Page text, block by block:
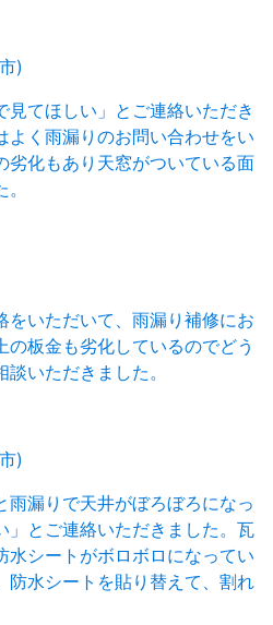
)
見てほしい」とご連絡いただき
よく雨漏りのお問い合わせをい
劣化もあり天窓がついている面
をいただいて、雨漏り補修にお
板金も劣化しているのでどう
いただきました。
)
雨漏りで天井がぼろぼろになっ
」とご連絡いただきました。瓦
水シートがボロボロになってい
防水シートを貼り替えて、割れ